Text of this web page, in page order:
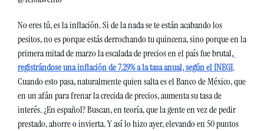
No eres tú, es la inflación. Si de la nada se te están acabando los
pesitos, no es porque estás derrochando tu quincena, sino porque en la
primera mitad de marzo la escalada de precios en el país fue brutal,
registrándose una inflación de 7.29% a la tasa anual, según el INEGI.
Cuando esto pasa, naturalmente quien salta es el Banco de México, que
en un afán para frenar la crecida de precios, aumenta su tasa de
interés. ¿En español? Buscan, en teoría, que la gente en vez de pedir
prestado, ahorre o invierta. Y así lo hizo ayer, elevando en 50 puntos